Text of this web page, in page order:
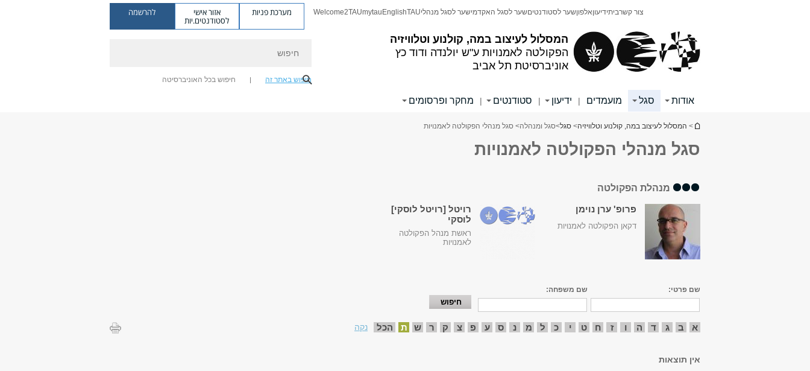
המסלול לעיצוב במה, קולנוע וטלוויזיה
הפקולטה לאמנויות ע"ש יולנדה ודוד כץ
אוניברסיטת תל אביב
צור קשרביתידיעוןאלפוןשער לסטודנטיםשער לסגל האקדמישער לסגל מנהליTAU
English
mytau
Welcome2TAU מערכת פניות אזור אישי
לסטודנטים.יות
להרשמה
חיפוש באתר זה חיפוש בכל האוניברסיטה
אודות סגל מועמדים | ידיעון | סטודנטים | מחקר ופרסומים
הינך נמצא כאן
> המסלול לעיצוב במה, קולנוע וטלוויזיה> סגל>סגל ומנהלה> סגל מנהלי הפקולטה לאמנויות
סגל מנהלי הפקולטה לאמנויות
מנהלת הפקולטה
פרופ' ערן נוימן
דקאן הפקולטה לאמנויות
רויטל [רויטל לוסקי]
לוסקי
ראשת מנהל הפקולטה
לאמנויות
שם פרטי: שם משפחה:
א ב ג ד ה ו ז ח ט י כ ל מ נ ס ע פ צ ק ר ש ת הכל נקה
אין תוצאות